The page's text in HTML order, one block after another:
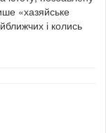
«хазяйське
і колись